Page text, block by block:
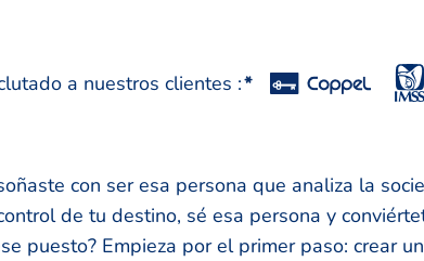
a nuestros clientes :*
con ser esa persona que analiza la
de tu destino, sé esa persona y
puesto? Empieza por el primer paso: crear